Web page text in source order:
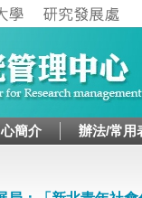
Jump to navigation
簡介 辦法/常用